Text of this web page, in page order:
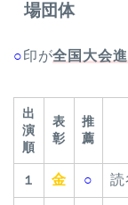
場団体
○印が全国大会進
出
演
順
表
彰
推
薦
１ 金 ○ 読